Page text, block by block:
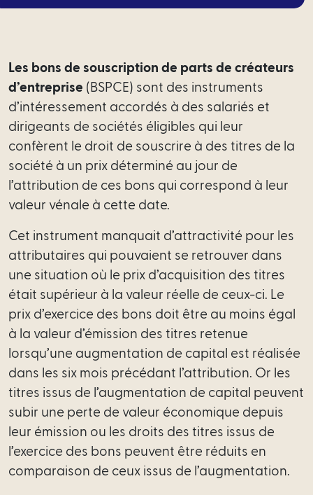
Tech
–
Data
Propriété
intellectuelle
Offres
de
services
externalisée
Intrapreneuriat
de
l’innovation
Les bons de souscription de parts de créateurs
d’entreprise (BSPCE) sont des instruments
d’intéressement accordés à des salariés et
dirigeants de sociétés éligibles qui leur
confèrent le droit de souscrire à des titres de la
société à un prix déterminé au jour de
l’attribution de ces bons qui correspond à leur
valeur vénale à cette date.
Cet instrument manquait d’attractivité pour les
attributaires qui pouvaient se retrouver dans
une situation où le prix d’acquisition des titres
était supérieur à la valeur réelle de ceux-ci. Le
prix d’exercice des bons doit être au moins égal
à la valeur d’émission des titres retenue
lorsqu’une augmentation de capital est réalisée
dans les six mois précédant l’attribution. Or les
titres issus de l’augmentation de capital peuvent
subir une perte de valeur économique depuis
leur émission ou les droits des titres issus de
l’exercice des bons peuvent être réduits en
comparaison de ceux issus de l’augmentation.